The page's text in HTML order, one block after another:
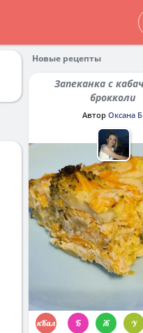
Новые рецепты
Запеканка с кабачком и
брокколи
Автор Оксана Б